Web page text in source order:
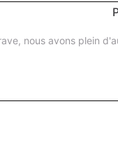
nous avons plein